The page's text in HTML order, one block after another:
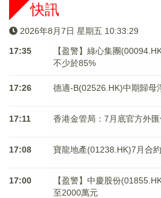
快訊
2026年8月7日 星期五 10:33:30
17:35
【盈警】綠心集團
不少於85%
17:26 德適-B(02526.HK)中期歸母
17:11 香港金管局：7月底官方外
17:08 寶龍地產(01238.HK)7月合
17:00
【盈警】中慶股份
至2000萬元